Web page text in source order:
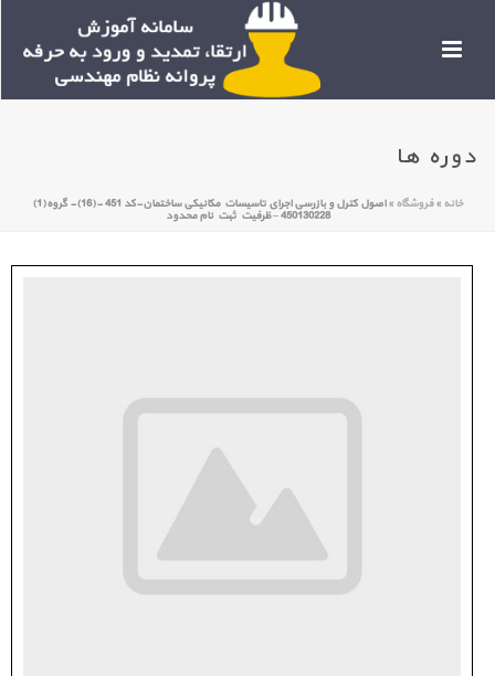
دوره ها
خانه »فروشگاه » اصول کترل و بازرسی اجرای تاسیسات مکانیکی ساختمان-کد 451 -(16)- گروه(1)
450130228 – ظرفیت ثبت نام محدود